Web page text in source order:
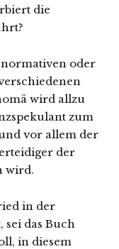
die
oder
wird allzu
zum
vor allem der
der
wird.
in der
sei das Buch
in diesem